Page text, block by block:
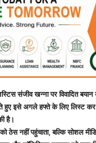
संजीव खन्ना पर विवादित बयान
हुए इसे अगले हफ्ते के लिए लिस्ट
है।
ठेस नहीं पहुंचाता, बल्कि सोशल